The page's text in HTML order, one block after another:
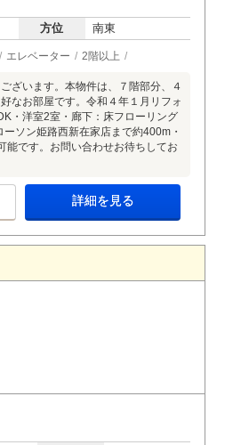
方位 南東
エレベーター 2階以上
ざいます。本物件は、７階部分、４
なお部屋です。令和４年１月リフォ
・洋室2室・廊下：床フローリング
ソン姫路西新在家店まで約400m・
能です。お問い合わせお待ちしてお
詳細を見る